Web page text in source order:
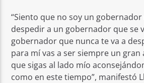
“Siento que no soy un
despedir a un gobernador que se
gobernador que nunca te va a
para mí vas a ser siempre un gran
que sigas al lado mío
como en este tiempo”, manifestó